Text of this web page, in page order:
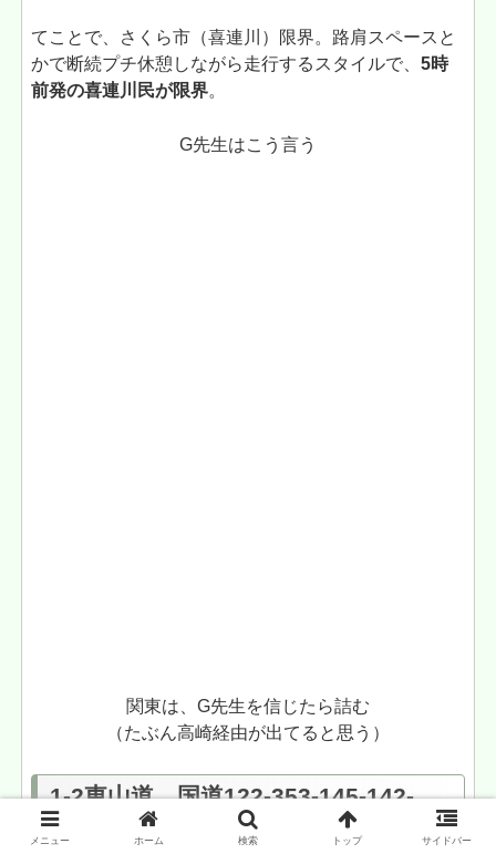
てことで、さくら市（喜連川）限界。路肩スペースと
かで断続プチ休憩しながら走行するスタイルで、5時
前発の喜連川民が限界。
G先生はこう言う
関東は、G先生を信じたら詰む
（たぶん高崎経由が出てると思う）
1-2東山道 国道122-353-145-142-
153軸
メニュー ホーム 検索 トップ サイドバー